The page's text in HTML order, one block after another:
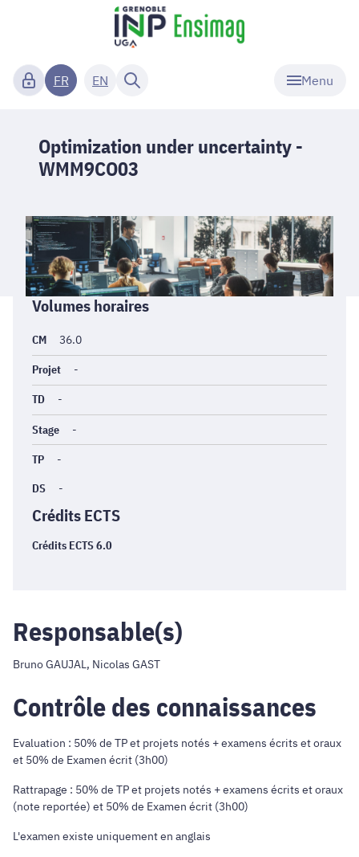
Menu
FR EN
Optimization under uncertainty -
WMM9CO03
Informations
générales
Volumes horaires
CM 36.0
Projet -
TD -
Stage -
TP -
DS -
Crédits ECTS
Crédits ECTS 6.0
Responsable(s)
Bruno GAUJAL, Nicolas GAST
Contrôle des connaissances
Evaluation : 50% de TP et projets notés + examens écrits et oraux
et 50% de Examen écrit (3h00)
Rattrapage : 50% de TP et projets notés + examens écrits et oraux
(note reportée) et 50% de Examen écrit (3h00)
L'examen existe uniquement en anglais